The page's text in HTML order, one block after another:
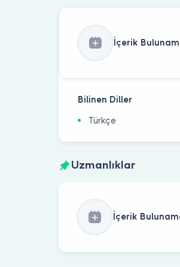
İçerik
Bilinen Diller
Türkçe
Uzmanlıklar
İçerik